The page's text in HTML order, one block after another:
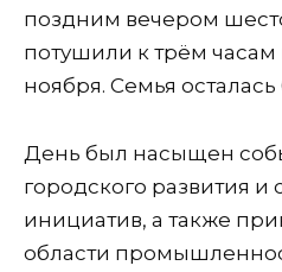
поздним вечером
потушили к трём
ноября. Семья осталась
День был насыщен
городского развития и
инициатив, а также
области